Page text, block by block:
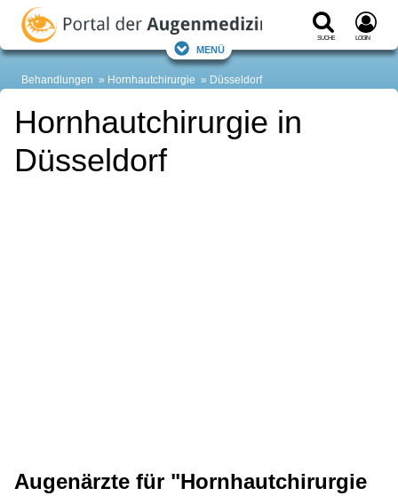
Suche Login
Menü
Behandlungen Hornhautchirurgie Düsseldorf
Hornhautchirurgie in
Düsseldorf
Augenärzte für "Hornhautchirurgie